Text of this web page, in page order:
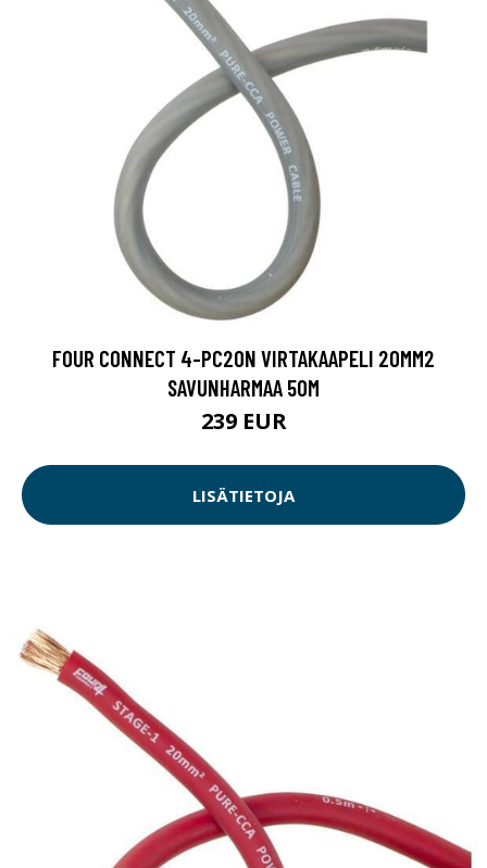
FOUR CONNECT 4-PC20N VIRTAKAAPELI 20MM2
SAVUNHARMAA 50M
239 EUR
LISÄTIETOJA